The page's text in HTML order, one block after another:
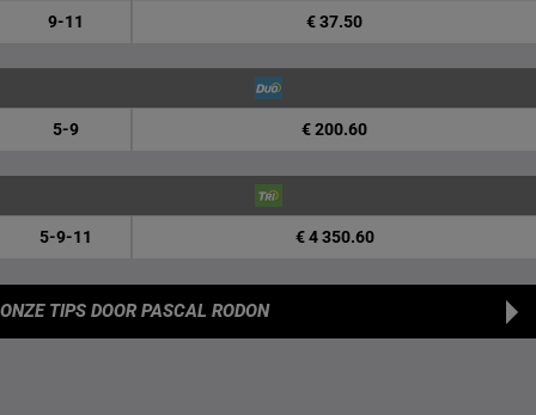
9-11 € 37.50
5-9 € 200.60
5-9-11 € 4 350.60
ONZE TIPS DOOR PASCAL RODON